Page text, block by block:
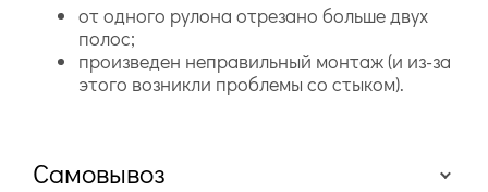
от одного рулона отрезано больше двух
полос;
произведен неправильный монтаж (и из-за
этого возникли проблемы со стыком).
Самовывоз